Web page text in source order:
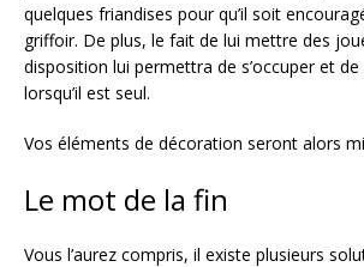
quelques friandises pour qu’il soit
griffoir. De plus, le fait de lui mettre des
disposition lui permettra de s’occuper et de
lorsqu’il est seul.
Vos éléments de décoration seront alors
Le mot de la fin
Vous l’aurez compris, il existe plusieurs